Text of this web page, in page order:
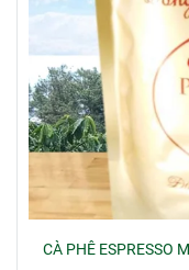
CÀ PHÊ ESPRESSO